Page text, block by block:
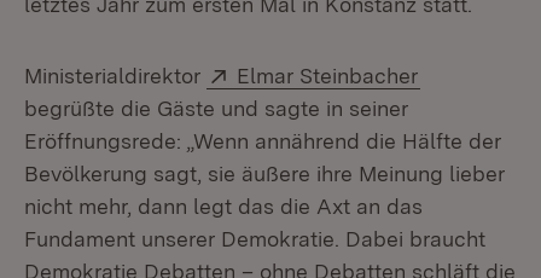
Ministerialdirektor Extern:
Elmar Steinbacher
begrüßte die Gäste und sagte in seiner
Eröffnungsrede: „Wenn annährend die Hälfte der
Bevölkerung sagt, sie äußere ihre Meinung lieber
nicht mehr, dann legt das die Axt an das
Fundament unserer Demokratie. Dabei braucht
Demokratie Debatten – ohne Debatten schläft die